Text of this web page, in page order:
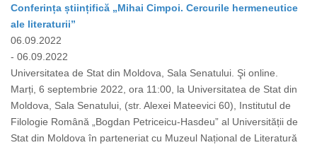
Conferința științifică „Mihai Cimpoi. Cercurile hermeneutice
ale literaturii”
06.09.2022
- 06.09.2022
Universitatea de Stat din Moldova, Sala Senatului. Şi online.
Marți, 6 septembrie 2022, ora 11:00, la Universitatea de Stat din
Moldova, Sala Senatului, (str. Alexei Mateevici 60), Institutul de
Filologie Română „Bogdan Petriceicu-Hasdeu” al Universității de
Stat din Moldova în parteneriat cu Muzeul Național de Literatură